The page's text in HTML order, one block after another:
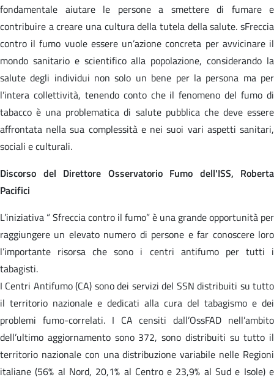
fondamentale aiutare le persone a smettere di fumare e
contribuire a creare una cultura della tutela della salute. sFreccia
contro il fumo vuole essere un’azione concreta per avvicinare il
mondo sanitario e scientifico alla popolazione, considerando la
salute degli individui non solo un bene per la persona ma per
l’intera collettività, tenendo conto che il fenomeno del fumo di
tabacco è una problematica di salute pubblica che deve essere
affrontata nella sua complessità e nei suoi vari aspetti sanitari,
sociali e culturali.
Discorso del Direttore Osservatorio Fumo dell'ISS, Roberta
Pacifici
L’iniziativa “ Sfreccia contro il fumo” è una grande opportunità per
raggiungere un elevato numero di persone e far conoscere loro
l’importante risorsa che sono i centri antifumo per tutti i
tabagisti.
I Centri Antifumo (CA) sono dei servizi del SSN distribuiti su tutto
il territorio nazionale e dedicati alla cura del tabagismo e dei
problemi fumo-correlati. I CA censiti dall’OssFAD nell’ambito
dell’ultimo aggiornamento sono 372, sono distribuiti su tutto il
territorio nazionale con una distribuzione variabile nelle Regioni
italiane (56% al Nord, 20,1% al Centro e 23,9% al Sud e Isole) e